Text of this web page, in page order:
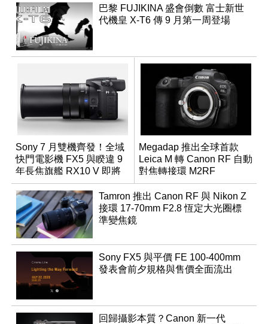
巴黎 FUJIKINA 盛會倒數 富士新世
代機皇 X-T6 傳 9 月第一周登場
Sony 7 月雙機齊發！全域
快門電影機 FX5 與睽違 9
年長焦旗艦 RX10 V 即將
登場
Megadap 推出全球首款
Leica M 轉 Canon RF 自動
對焦轉接環 M2RF
Tamron 推出 Canon RF 與 Nikon Z
接環 17-70mm F2.8 恆定大光圈標
準變焦鏡
Sony FX5 與平價 FE 100-400mm
發表會前夕規格與售價全面流出
回歸攝影本質？Canon 新一代